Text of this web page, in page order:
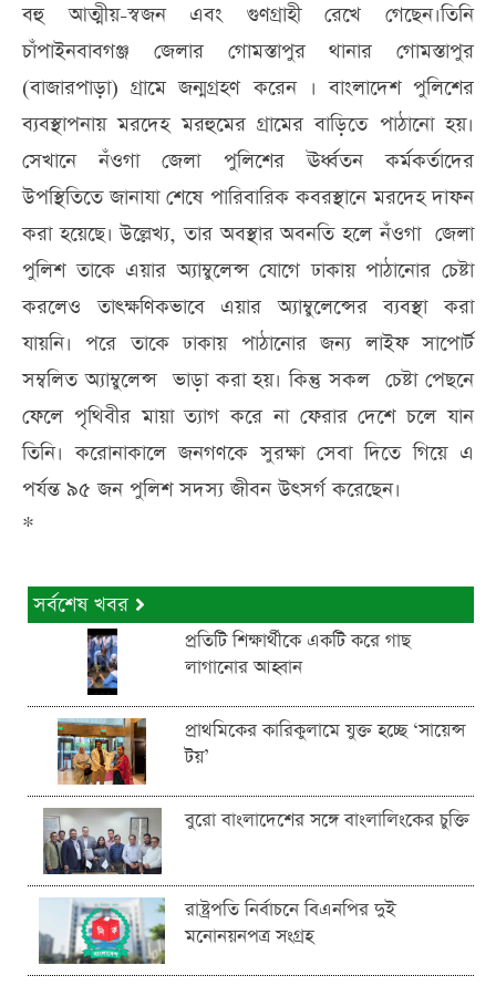
বহু আত্মীয়-স্বজন এবং গুণগ্রাহী রেখে গেছেন।তিনি
চাঁপাইনবাবগঞ্জ জেলার গোমস্তাপুর থানার গোমস্তাপুর
(বাজারপাড়া) গ্রামে জন্মগ্রহণ করেন । বাংলাদেশ পুলিশের
ব্যবস্থাপনায় মরদেহ মরহুমের গ্রামের বাড়িতে পাঠানো হয়।
সেখানে নঁওগা জেলা পুলিশের ঊর্ধ্বতন কর্মকর্তাদের
উপস্থিতিতে জানাযা শেষে পারিবারিক কবরস্থানে মরদেহ দাফন
করা হয়েছে। উল্লেখ্য, তার অবস্থার অবনতি হলে নঁওগা জেলা
পুলিশ তাকে এয়ার অ্যাম্বুলেন্স যোগে ঢাকায় পাঠানোর চেষ্টা
করলেও তাৎক্ষণিকভাবে এয়ার অ্যাম্বুলেন্সের ব্যবস্থা করা
যায়নি। পরে তাকে ঢাকায় পাঠানোর জন্য লাইফ সাপোর্ট
সম্বলিত অ্যাম্বুলেন্স ভাড়া করা হয়। কিন্তু সকল চেষ্টা পেছনে
ফেলে পৃথিবীর মায়া ত্যাগ করে না ফেরার দেশে চলে যান
তিনি। করোনাকালে জনগণকে সুরক্ষা সেবা দিতে গিয়ে এ
পর্যন্ত ৯৫ জন পুলিশ সদস্য জীবন উৎসর্গ করেছেন।
*
সর্বশেষ খবর
প্রতিটি শিক্ষার্থীকে একটি করে গাছ
লাগানোর আহ্বান
প্রাথমিকের কারিকুলামে যুক্ত হচ্ছে ‘সায়েন্স
টয়’
বুরো বাংলাদেশের সঙ্গে বাংলালিংকের চুক্তি
রাষ্ট্রপতি নির্বাচনে বিএনপির দুই
মনোনয়নপত্র সংগ্রহ